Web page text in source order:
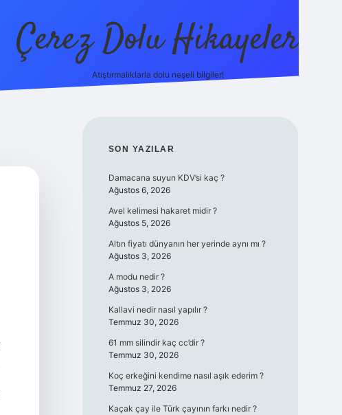
Çerez Dolu Hikayeler
Atıştırmalıklarla dolu neşeli bilgiler!
SIDEBAR
SON YAZILAR
Damacana suyun KDV’si kaç ?
Ağustos 6, 2026
Avel kelimesi hakaret midir ?
Ağustos 5, 2026
Altın fiyatı dünyanın her yerinde aynı mı ?
Ağustos 3, 2026
A modu nedir ?
Ağustos 3, 2026
Kallavi nedir nasıl yapılır ?
Temmuz 30, 2026
61 mm silindir kaç cc’dir ?
Temmuz 30, 2026
Koç erkeğini kendime nasıl aşık ederim ?
Temmuz 27, 2026
Kaçak çay ile Türk çayının farkı nedir ?